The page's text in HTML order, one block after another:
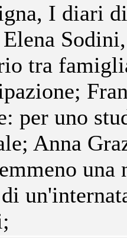
I diari
tra
per uno
Anna